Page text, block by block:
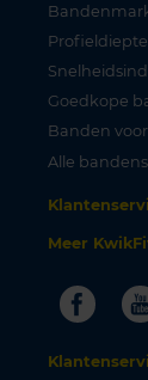
Goedkope
Banden
Alle
Meer